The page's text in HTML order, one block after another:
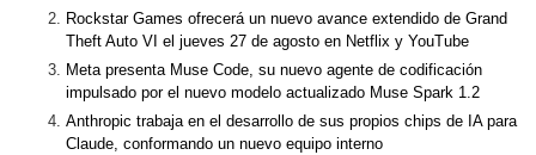
Rockstar Games ofrecerá un nuevo avance extendido de Grand
Theft Auto VI el jueves 27 de agosto en Netflix y YouTube
Meta presenta Muse Code, su nuevo agente de codificación
impulsado por el nuevo modelo actualizado Muse Spark 1.2
Anthropic trabaja en el desarrollo de sus propios chips de IA para
Claude, conformando un nuevo equipo interno